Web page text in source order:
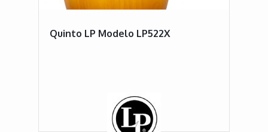
Quinto LP Modelo LP522X